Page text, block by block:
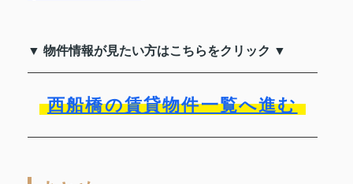
▼ 物件情報が見たい方はこちらをクリック ▼
西船橋の賃貸物件一覧へ進む